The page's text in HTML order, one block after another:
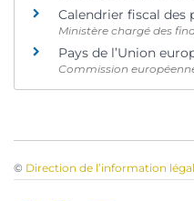
Calendrier fiscal des
Ministère chargé des
Pays de l’Union
Commission
© Direction de l’information